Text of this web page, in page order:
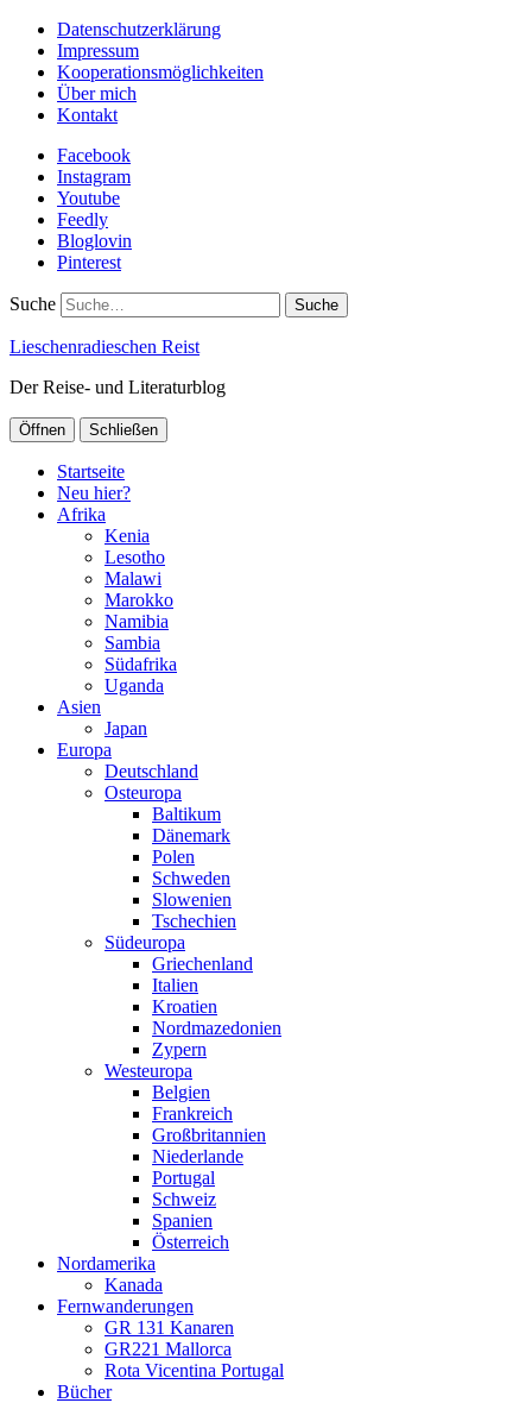
Datenschutzerklärung
Impressum
Kooperationsmöglichkeiten
Über mich
Kontakt
Facebook
Instagram
Youtube
Feedly
Bloglovin
Pinterest
Suche
Lieschenradieschen Reist
Der Reise- und Literaturblog
Öffnen Schließen
Startseite
Neu hier?
Afrika
Kenia
Lesotho
Malawi
Marokko
Namibia
Sambia
Südafrika
Uganda
Asien
Japan
Europa
Deutschland
Osteuropa
Baltikum
Dänemark
Polen
Schweden
Slowenien
Tschechien
Südeuropa
Griechenland
Italien
Kroatien
Nordmazedonien
Zypern
Westeuropa
Belgien
Frankreich
Großbritannien
Niederlande
Portugal
Schweiz
Spanien
Österreich
Nordamerika
Kanada
Fernwanderungen
GR 131 Kanaren
GR221 Mallorca
Rota Vicentina Portugal
Bücher